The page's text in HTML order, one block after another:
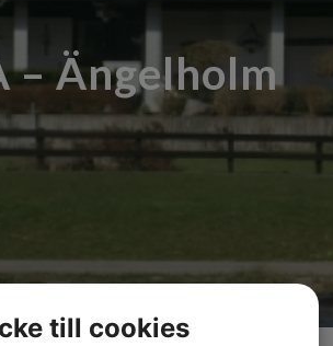
– Ängelholm
till cookies